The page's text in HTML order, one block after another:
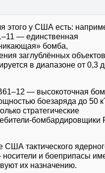
этого у США есть:
— единственная
бомба,
заглублённых
в диапазоне от 0,3
— высокоточная
боезаряда до 50
стратегические
бомбардировщики
США тактического
и боеприпасы
их назначению.